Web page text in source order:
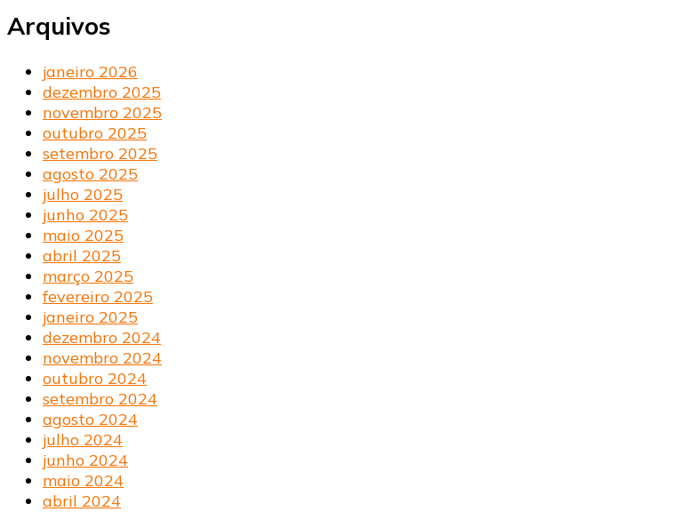
Arquivos
janeiro 2026
dezembro 2025
novembro 2025
outubro 2025
setembro 2025
agosto 2025
julho 2025
junho 2025
maio 2025
abril 2025
março 2025
fevereiro 2025
janeiro 2025
dezembro 2024
novembro 2024
outubro 2024
setembro 2024
agosto 2024
julho 2024
junho 2024
maio 2024
abril 2024